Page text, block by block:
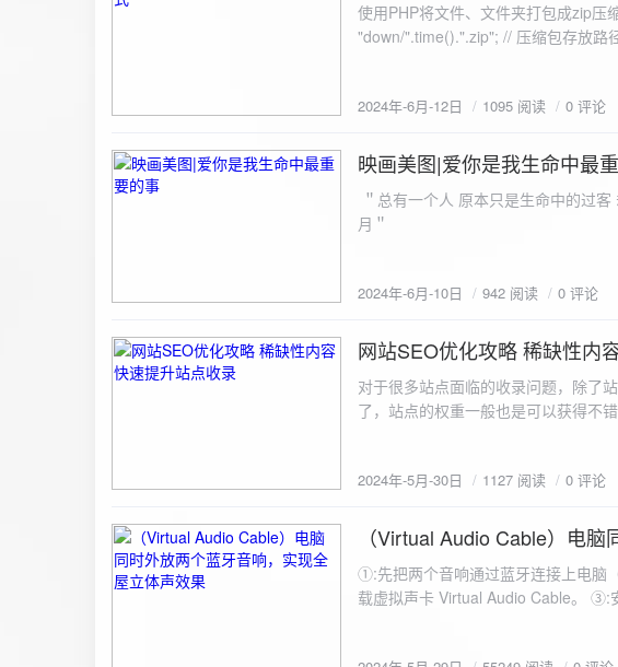
使用PHP将文件、文件夹打包成zip
"down/".time().".zip"; // 压缩包存放路径与名称 $zip->open($zip_filename,
数可以改为 basename("img/
= array( "img/1.jpg", "img/2.jpg", ); $filename = "down/img.zip"; // 压缩包存放路径与名称 $zip = new
ZipArchive(); $zip->open($filename,ZipArchive::CREATE); //打开
$file){ $zip->addFile($file,basename($file)); //向压缩包中添加文件 } $zip->close(); //关闭压缩包 打包某
个文件夹（包含子文件夹）: <?php /
为'.'和‘..’，不要对他们进行操作 if (is_dir($path . "/" . $filename)) { // 如果读取的某个对象是文件夹，则递
$filename); } } } } $zip = new ZipArchive(); $zip_filename = "down/files.zip"; // 压缩包存放路径与名称
压缩包中 addFileToZip("img",$zip);
2024年-6月-12日 1095 阅读 0 评论
2024-6-10
映画美图|爱你是我生命中最
＂总有一个人 原本只是生命中的过
月＂
2024年-6月-10日 942 阅读 0 评论
2024-5-30
网站SEO优化攻略 稀缺性内
对于很多站点面临的收录问题，除了
了，站点的权重一般也是可以获得不
2024年-5月-30日 1127 阅读 0 评论
2024-5-29
（Virtual Audio Cable）电
①:先把两个音响通过蓝牙连接上电脑
载虚拟声卡 Virtual Audio Cable。 ③:安